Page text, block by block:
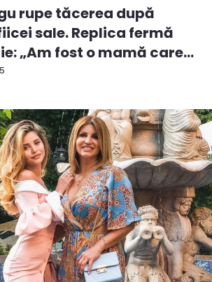
rupe tăcerea după
sale. Replica fermă
„Am fost o mamă care